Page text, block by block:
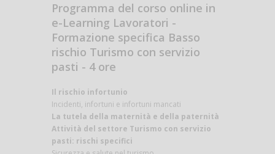
Programma del corso online in
e-Learning Lavoratori -
Formazione specifica Basso
rischio Turismo con servizio
pasti - 4 ore
Il rischio infortunio
Incidenti, infortuni e infortuni mancati
La tutela della maternità e della paternità
Attività del settore Turismo con servizio
pasti: rischi specifici